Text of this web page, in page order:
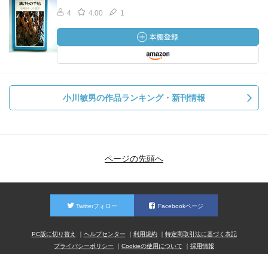
4 4.00 1
小川敏男の作品ランキング・新刊情報
ページの先頭へ
Twitterフォロー Facebookページ
PC版に切り替え ヘルプセンター 利用規約
特定商取引法に基づく表記
プライバシーポリシー
Cookieの使用について 採用情報